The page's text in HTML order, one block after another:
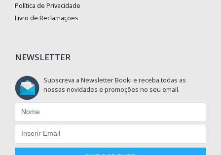
Política de Privacidade
Livro de Reclamações
NEWSLETTER
Subscreva a Newsletter Booki e receba todas as
nossas novidades e promoções no seu email.